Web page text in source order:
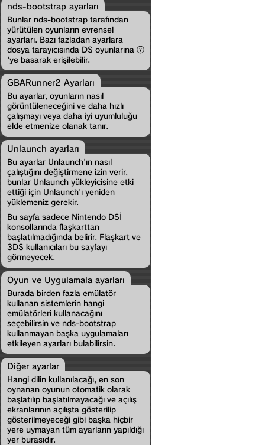
nds-bootstrap ayarları
Bunlar nds-bootstrap tarafından
yürütülen oyunların evrensel
ayarları. Bazı fazladan ayarlara
dosya tarayıcısında DS oyunlarına 
'ye basarak erişilebilir.
GBARunner2 Ayarları
Bu ayarlar, oyunların nasıl
görüntüleneceğini ve daha hızlı
çalışmayı veya daha iyi uyumluluğu
elde etmenize olanak tanır.
Unlaunch ayarları
Bu ayarlar Unlaunch'ın nasıl
çalıştığını değiştirmene izin verir,
bunlar Unlaunch yükleyicisine etki
ettiği için Unlaunch'ı yeniden
yüklemeniz gerekir.
Bu sayfa sadece Nintendo DSİ
konsollarında flaşkarttan
başlatılmadığında belirir. Flaşkart ve
3DS kullanıcıları bu sayfayı
görmeyecek.
Oyun ve Uygulamala ayarları
Burada birden fazla emülatör
kullanan sistemlerin hangi
emülatörleri kullanacağını
seçebilirsin ve nds-bootstrap
kullanmayan başka uygulamaları
etkileyen ayarları bulabilirsin.
Diğer ayarlar
Hangi dilin kullanılacağı, en son
oynanan oyunun otomatik olarak
başlatılıp başlatılmayacağı ve açılış
ekranlarının açılışta gösterilip
gösterilmeyeceği gibi başka hiçbir
yere uymayan tüm ayarların yapıldığı
yer burasıdır.